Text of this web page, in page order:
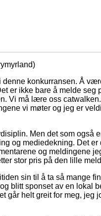
denne konkurransen. Å
er ikke bare å melde seg
Vi må lære oss
vi møter og jeg er
Men det som også
og mediedekning. Det er
og meldingene
stor pris på den lille
sin til å ta så mange
blitt sponset av en lokal
går helt greit for meg, jeg